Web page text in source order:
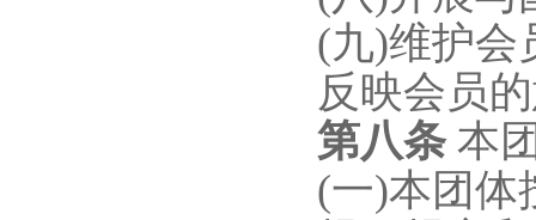
(九)维护会
反映会员
第八条 本
(一)本团体